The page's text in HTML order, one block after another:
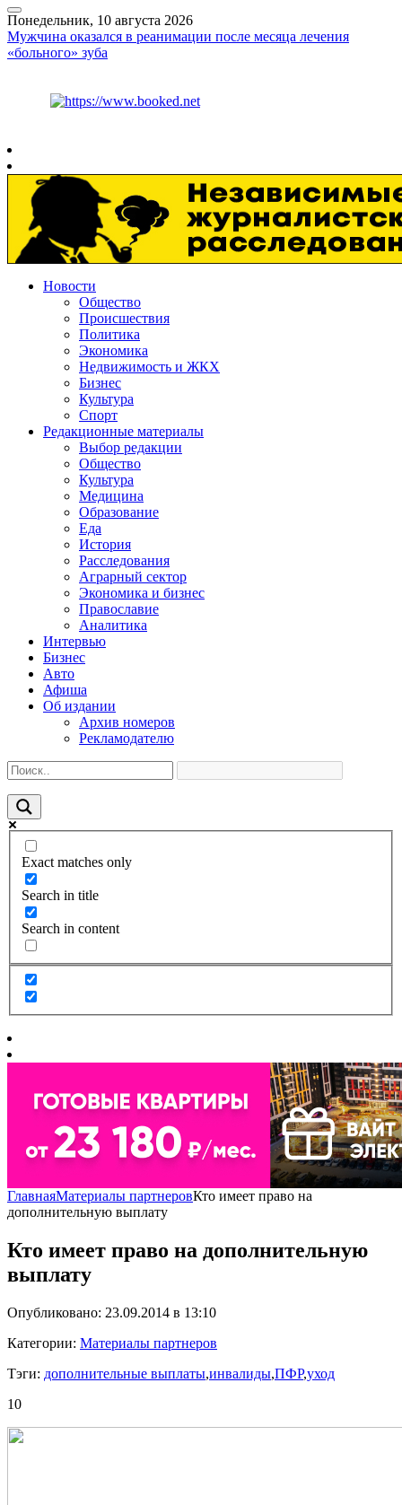
Понедельник, 10 августа 2026
Мужчина оказался в реанимации после месяца лечения
«больного» зуба
Новости
Общество
Происшествия
Политика
Экономика
Недвижимость и ЖКХ
Бизнес
Культура
Спорт
Редакционные материалы
Выбор редакции
Общество
Культура
Медицина
Образование
Еда
История
Расследования
Аграрный сектор
Экономика и бизнес
Православие
Аналитика
Интервью
Бизнес
Авто
Афиша
Об издании
Архив номеров
Рекламодателю
Exact matches only
Search in title
Search in content
ГлавнаяМатериалы партнеровКто имеет право на
дополнительную выплату
Кто имеет право на дополнительную
выплату
Опубликовано: 23.09.2014 в 13:10
Категории: Материалы партнеров
Тэги: дополнительные выплаты,инвалиды,ПФР,уход
10